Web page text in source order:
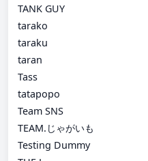
TANK GUY
tarako
taraku
taran
Tass
tatapopo
Team SNS
TEAM.じゃがいも
Testing Dummy